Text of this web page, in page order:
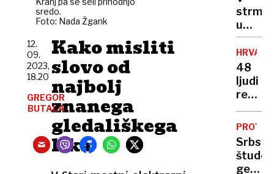
sredo.
Foto: Nada Žgank
Kako misliti
slovo od
najbolj
znanega
gledališkega
lika
12.
09.
2023,
18.20
GREGOR
BUTALA
med
drugo
umrlo
38
ljudi,
se
vse
o
vzroku
48
ljudi
iz
"Božič
smo
Srbski